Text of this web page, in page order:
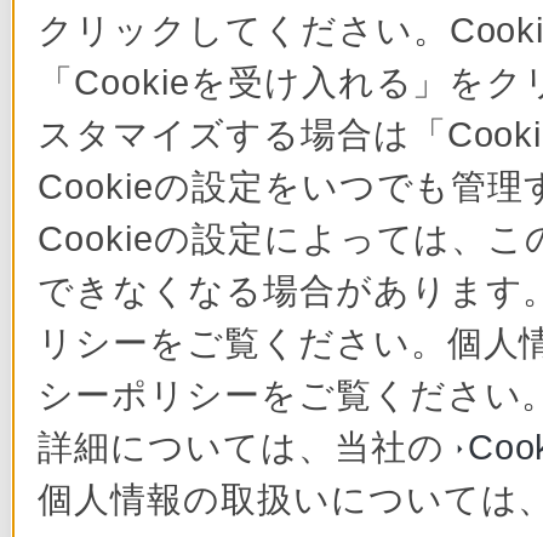
クリックしてください。
「Cookieを受け入れる」を
スタマイズする場合は「
Cookieの設定をいつでも管
Cookieの設定によっては、
できなくなる場合があります
リシーをご覧ください。個人
シーポリシーをご覧ください
詳細については、当社の
個人情報の取扱いについては